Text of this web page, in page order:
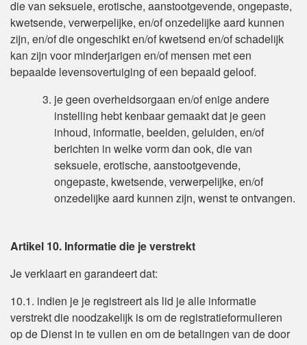
die van seksuele, erotische, aanstootgevende, ongepaste,
kwetsende, verwerpelijke, en/of onzedelijke aard kunnen
zijn, en/of die ongeschikt en/of kwetsend en/of schadelijk
kan zijn voor minderjarigen en/of mensen met een
bepaalde levensovertuiging of een bepaald geloof.
je geen overheidsorgaan en/of enige andere
instelling hebt kenbaar gemaakt dat je geen
inhoud, informatie, beelden, geluiden, en/of
berichten in welke vorm dan ook, die van
seksuele, erotische, aanstootgevende,
ongepaste, kwetsende, verwerpelijke, en/of
onzedelijke aard kunnen zijn, wenst te ontvangen.
Artikel 10. Informatie die je verstrekt
Je verklaart en garandeert dat:
10.1. indien je je registreert als lid je alle informatie
verstrekt die noodzakelijk is om de registratieformulieren
op de Dienst in te vullen en om de betalingen van de door